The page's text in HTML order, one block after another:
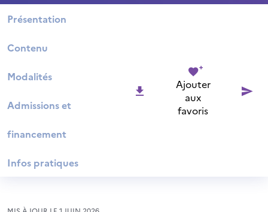
Présentation
Contenu
Modalités
Admissions et
financement
Infos pratiques
Ajouter
aux
favoris